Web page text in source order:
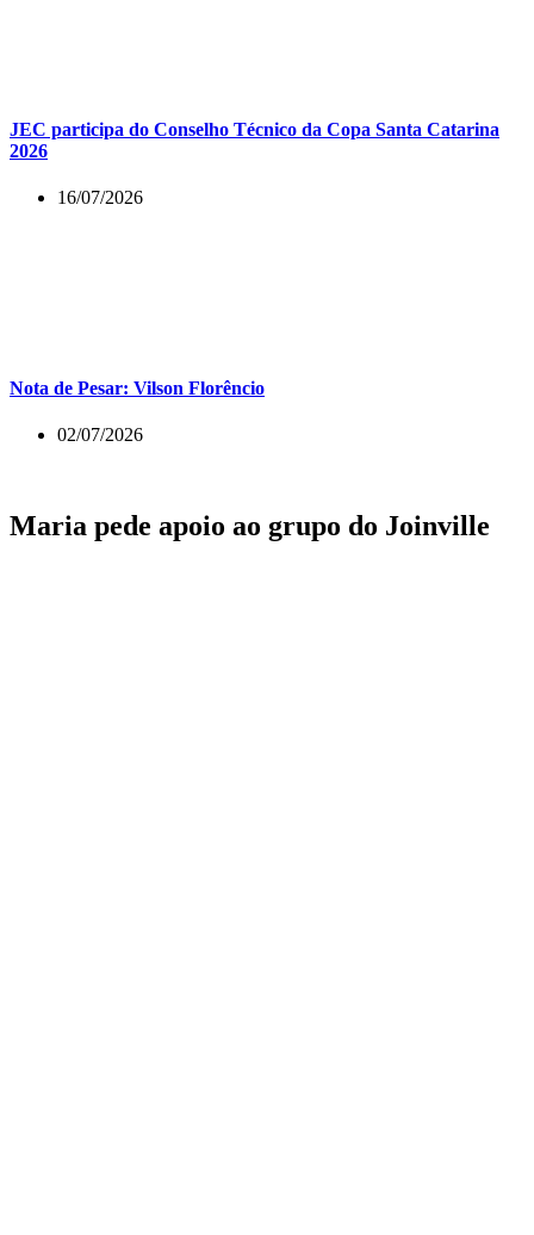
JEC participa do Conselho Técnico da Copa Santa Catarina
2026
16/07/2026
Nota de Pesar: Vilson Florêncio
02/07/2026
Maria pede apoio ao grupo do Joinville